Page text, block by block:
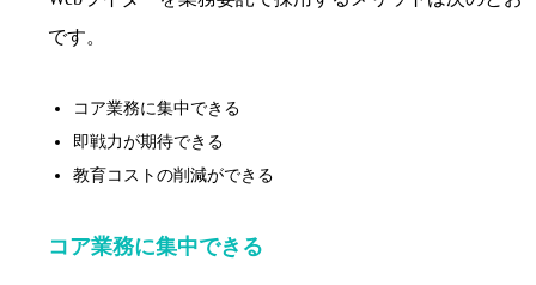
です。
コア業務に集中できる
即戦力が期待できる
教育コストの削減ができる
コア業務に集中できる